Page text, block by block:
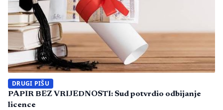
DRUGI PIŠU
PAPIR BEZ VRIJEDNOSTI: Sud potvrdio odbijanje
licence